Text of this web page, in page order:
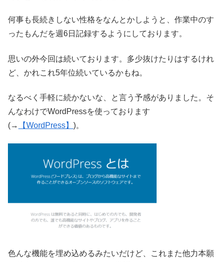
何事も長続きしない性格をなんとかしようと、作業中のす
ったもんだを週6日記録するようにしております。
思いの外今回は続いております。多少抜けたりはするけれ
ど、かれこれ5年位続いているかもね。
なるべく手軽に続かないな、と言う予感がありました。そ
んなわけでWordPressを使っております
(→
【WordPress】 )。
色んな機能を埋め込めるみたいだけど、これまた他力本願